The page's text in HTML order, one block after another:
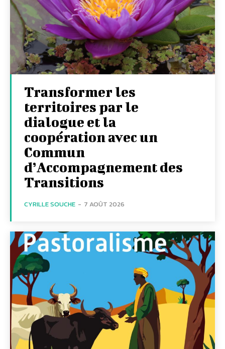
Transformer les
territoires par le
dialogue et la
coopération avec un
Commun
d’Accompagnement des
Transitions
CYRILLE SOUCHE - 7 AOÛT 2026